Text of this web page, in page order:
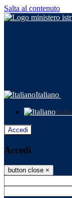
Salta al contenuto
Italiano
Accedi
Accedi
button close ×